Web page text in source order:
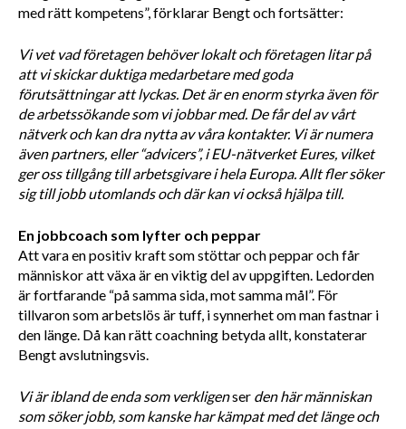
med rätt kompetens”, förklarar Bengt och fortsätter:
Vi vet vad företagen behöver lokalt och företagen litar på
att vi skickar duktiga medarbetare med goda
förutsättningar att lyckas. Det är en enorm styrka även för
de arbetssökande som vi jobbar med. De får del av vårt
nätverk och kan dra nytta av våra kontakter. Vi är numera
även partners, eller “advicers”, i EU-nätverket Eures, vilket
ger oss tillgång till arbetsgivare i hela Europa. Allt fler söker
sig till jobb utomlands och där kan vi också hjälpa till.
En jobbcoach som lyfter och peppar
Att vara en positiv kraft som stöttar och peppar och får
människor att växa är en viktig del av uppgiften. Ledorden
är fortfarande “på samma sida, mot samma mål”. För
tillvaron som arbetslös är tuff, i synnerhet om man fastnar i
den länge. Då kan rätt coachning betyda allt, konstaterar
Bengt avslutningsvis.
Vi är ibland de enda som verkligen ser den här människan
som söker jobb, som kanske har kämpat med det länge och